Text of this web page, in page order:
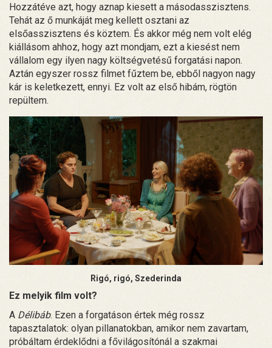
Hozzátéve azt, hogy aznap kiesett a másodasszisztens.
Tehát az ő munkáját meg kellett osztani az
elsőasszisztens és köztem. És akkor még nem volt elég
kiállásom ahhoz, hogy azt mondjam, ezt a kiesést nem
vállalom egy ilyen nagy költségvetésű forgatási napon.
Aztán egyszer rossz filmet fűztem be, ebből nagyon nagy
kár is keletkezett, ennyi. Ez volt az első hibám, rögtön
repültem.
Rigó, rigó, Szederinda
Ez melyik film volt?
A Délibáb. Ezen a forgatáson értek még rossz
tapasztalatok: olyan pillanatokban, amikor nem zavartam,
próbáltam érdeklődni a fővilágosítónál a szakmai